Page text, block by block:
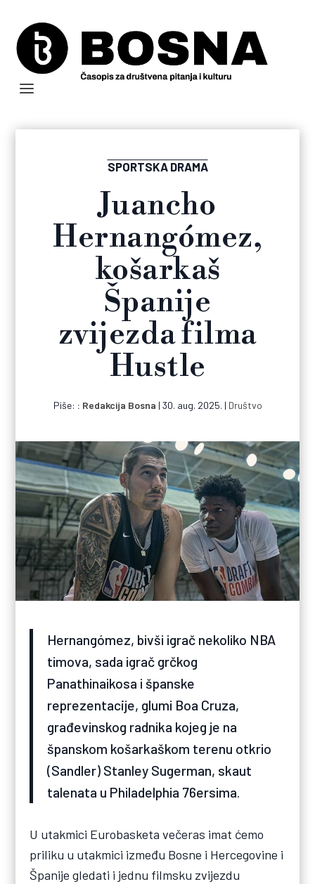
SPORTSKA DRAMA
Juancho
Hernangómez,
košarkaš
Španije
zvijezda filma
Hustle
Piše: Redakcija Bosna | 30. aug. 2025. | Društvo
Hernangómez, bivši igrač nekoliko NBA
timova, sada igrač grčkog
Panathinaikosa i španske
reprezentacije, glumi Boa Cruza,
građevinskog radnika kojeg je na
španskom košarkaškom terenu otkrio
(Sandler) Stanley Sugerman, skaut
talenata u Philadelphia 76ersima.
U utakmici Eurobasketa večeras imat ćemo
priliku u utakmici između Bosne i Hercegovine i
Španije gledati i jednu filmsku zvijezdu